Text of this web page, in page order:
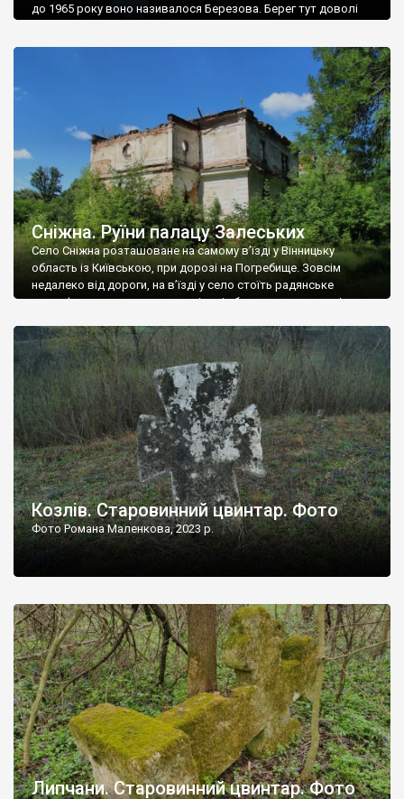
до 1965 року воно називалося Березова. Берег тут доволі
Наддністрянське відрізняється від більшості навколишніх
сіл. У селі є мурована Михайлівська церква. Точної дати […]
Сніжна. Руїни палацу Залеських
Село Сніжна розташоване на самому в’їзді у Вінницьку
область із Київською, при дорозі на Погребище. Зовсім
недалеко від дороги, на в’їзді у село стоїть радянське
рельєфне пано, яке показує жінку і яблуню, а трохи далі, десь
не видно, але видно дві стареньких колії у траві – […]
Козлів. Старовинний цвинтар. Фото
Фото Романа Маленкова, 2023 р.
Липчани. Старовинний цвинтар. Фото